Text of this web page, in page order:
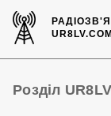
UR8LV.COM
Розділ UR8LV